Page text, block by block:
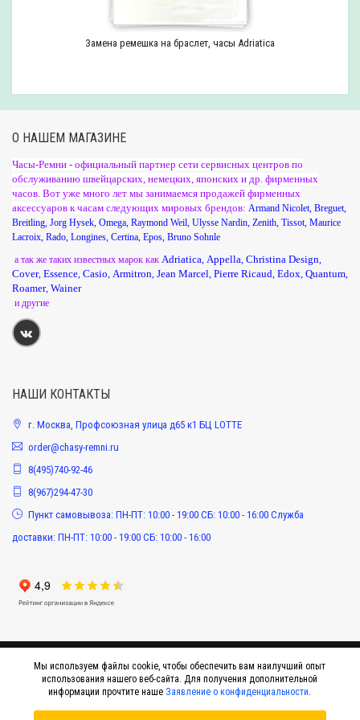
Замена ремешка на браслет, часы Adriatica
О НАШЕМ МАГАЗИНЕ
Часы-Ремни - официальный партнер сети сервисных центров по
обслуживанию швейцарских, немецких, японских и др. фирменных
часов. Вот уже много лет мы занимаемся продажей фирменных
аксессуаров к часам следующих мировых брендов: Armand Nicolet Breguet
Breitling Jorg Hysek Omega Raymond Weil Ulysse Nardin Zenith Tissot Maurice
Lacroix Rado Longines Certina Epos Bruno Sohnle
а так же таких известных марок как Adriatica Appella Christina Design
Cover, Essence Casio Armitron Jean Marcel Pierre Ricaud Edox Quantum
Roamer, Wainer
и другие
НАШИ КОНТАКТЫ
г. Москва, Профсоюзная улица д65 к1 БЦ LOTTE
order@chasy-remni.ru
8(495)740-92-46
8(967)294-47-30
Пункт самовывоза: ПН-ПТ: 10:00 - 19:00 СБ: 10:00 - 16:00 Служба
доставки: ПН-ПТ: 10:00 - 19:00 СБ: 10:00 - 16:00
Мы используем файлы cookie, чтобы обеспечить вам наилучший опыт
использования нашего веб-сайта. Для получения дополнительной
информации прочтите наше Заявление о конфиденциальности.